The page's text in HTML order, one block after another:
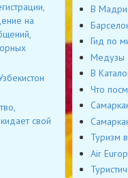
В
Гид по
Медузы
В
Что
Туризм
Air
на
свой